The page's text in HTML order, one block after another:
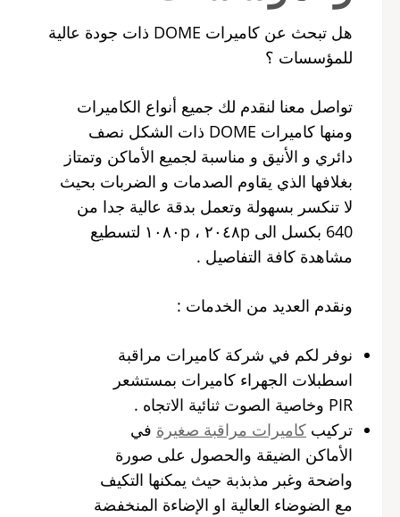
هل تبحث عن كاميرات DOME ذات جودة عالية
للمؤسسات ؟
تواصل معنا لنقدم لك جميع أنواع الكاميرات
ومنها كاميرات DOME ذات الشكل نصف
دائري و الأنيق و مناسبة لجميع الأماكن وتمتاز
بغلافها الذي يقاوم الصدمات و الضربات بحيث
لا تنكسر بسهولة وتعمل بدقة عالية جدا من
640 بكسل الى ٢٠٤٨p ، ١٠٨٠p لتسطيع
مشاهدة كافة التفاصيل .
ونقدم العديد من الخدمات :
نوفر لكم في شركة كاميرات مراقبة
اسطبلات الجهراء كاميرات بمستشعر
PIR وخاصية الصوت ثنائية الاتجاه .
تركيب كاميرات مراقبة صغيرة في
الأماكن الضيقة والحصول على صورة
واضحة وغبر مذبذبة حيث يمكنها التكيف
مع الضوضاء العالية او الإضاءة المنخفضة